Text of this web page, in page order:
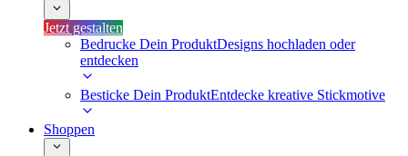
Jetzt gestalten
Bedrucke Dein ProduktDesigns hochladen oder
entdecken
Besticke Dein ProduktEntdecke kreative Stickmotive
Shoppen